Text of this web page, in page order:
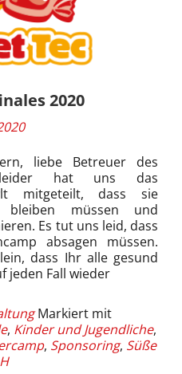
2020
liebe Betreuer des
leider hat uns das
mitgeteilt, dass sie
bleiben müssen und
Es tut uns leid, dass
absagen müssen.
dass Ihr alle gesund
jeden Fall wieder
Markiert mit
, Kinder und Jugendliche,
, Sponsoring, Süße